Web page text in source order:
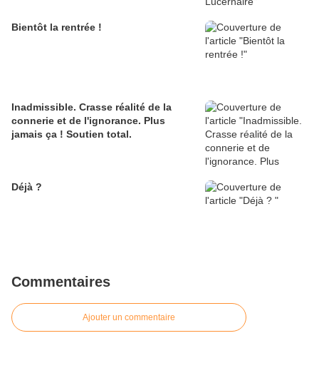
Bientôt la rentrée !
Inadmissible. Crasse réalité de la
connerie et de l'ignorance. Plus
jamais ça ! Soutien total.
Déjà ?
Commentaires
Ajouter un commentaire